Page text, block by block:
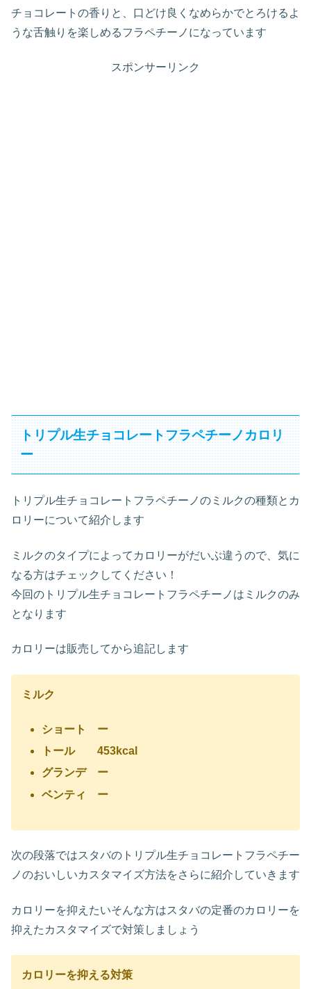
チョコレートの香りと、口どけ良くなめらかでとろけるよ
うな舌触りを楽しめるフラペチーノになっています
スポンサーリンク
トリプル生チョコレートフラペチーノカロリ
ー
トリプル生チョコレートフラペチーノのミルクの種類とカ
ロリーについて紹介します
ミルクのタイプによってカロリーがだいぶ違うので、気に
なる方はチェックしてください！
今回のトリプル生チョコレートフラペチーノはミルクのみ
となります
カロリーは販売してから追記します
ミルク
ショート ー
トール 453kcal
グランデ ー
ベンティ ー
次の段落ではスタバのトリプル生チョコレートフラペチー
ノのおいしいカスタマイズ方法をさらに紹介していきます
カロリーを抑えたいそんな方はスタバの定番のカロリーを
抑えたカスタマイズで対策しましょう
カロリーを抑える対策